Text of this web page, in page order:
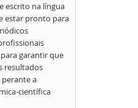
escrito na língua
estar pronto para
garantir que
resultados
a
científica